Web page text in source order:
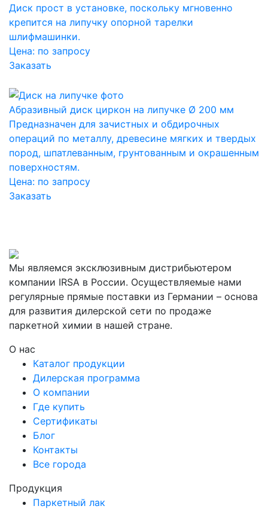
Диск прост в установке, поскольку мгновенно
крепится на липучку опорной тарелки
шлифмашинки.
Цена: по запросу
Заказать
Абразивный диск циркон на липучке Ø 200 мм
Предназначен для зачистных и обдирочных
операций по металлу, древесине мягких и твердых
пород, шпатлеванным, грунтованным и окрашенным
поверхностям.
Цена: по запросу
Заказать
Мы являемся эксклюзивным дистрибьютером
компании IRSA в России. Осуществляемые нами
регулярные прямые поставки из Германии – основа
для развития дилерской сети по продаже
паркетной химии в нашей стране.
О нас
Каталог продукции
Дилерская программа
О компании
Где купить
Сертификаты
Блог
Контакты
Все города
Продукция
Паркетный лак